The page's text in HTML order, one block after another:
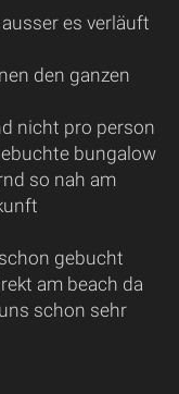
es verläuft
den ganzen
nicht pro person
bungalow
so nah am
gebucht
am beach da
schon sehr